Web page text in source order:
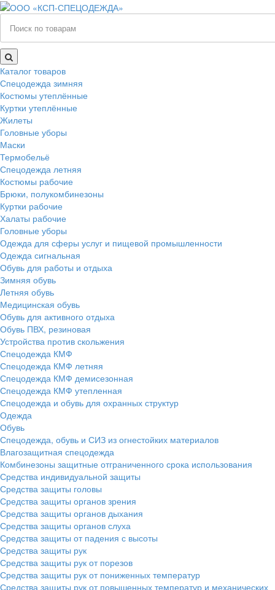
Каталог товаров
Спецодежда зимняя
Костюмы утеплённые
Куртки утеплённые
Жилеты
Головные уборы
Маски
Термобельё
Спецодежда летняя
Костюмы рабочие
Брюки, полукомбинезоны
Куртки рабочие
Халаты рабочие
Головные уборы
Одежда для сферы услуг и пищевой промышленности
Одежда сигнальная
Обувь для работы и отдыха
Зимняя обувь
Летняя обувь
Медицинская обувь
Обувь для активного отдыха
Обувь ПВХ, резиновая
Устройства против скольжения
Спецодежда КМФ
Спецодежда КМФ летняя
Спецодежда КМФ демисезонная
Спецодежда КМФ утепленная
Спецодежда и обувь для охранных структур
Одежда
Обувь
Спецодежда, обувь и СИЗ из огнестойких материалов
Влагозащитная спецодежда
Комбинезоны защитные отграниченного срока использования
Средства индивидуальной защиты
Средства защиты головы
Средства защиты органов зрения
Средства защиты органов дыхания
Средства защиты органов слуха
Средства защиты от падения с высоты
Средства защиты рук
Средства защиты рук от порезов
Средства защиты рук от пониженных температур
Средства защиты рук от повышенных температур и механических